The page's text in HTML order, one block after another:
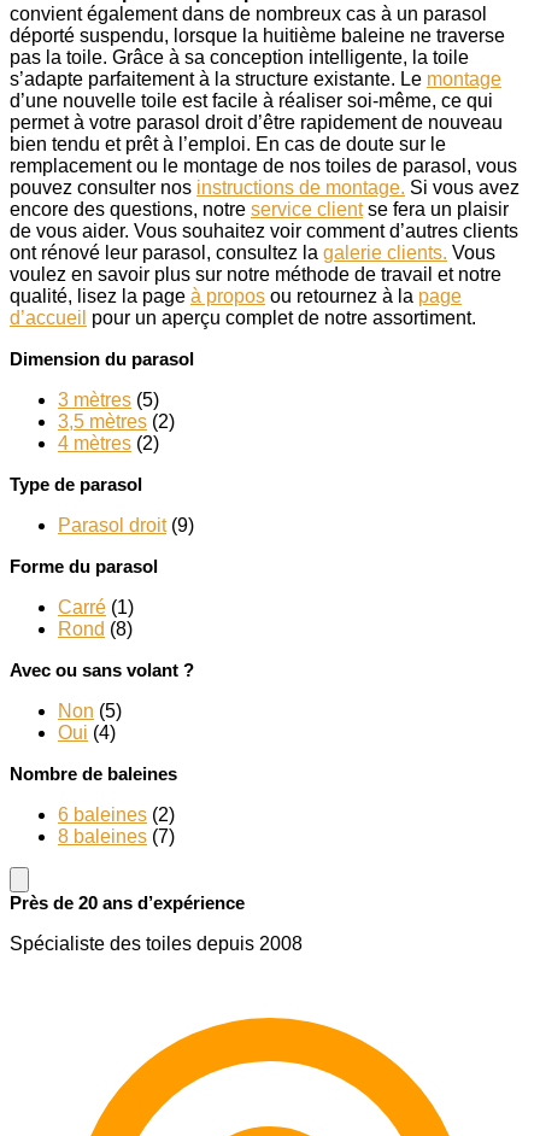
convient également dans de nombreux cas à un parasol
déporté suspendu, lorsque la huitième baleine ne traverse
pas la toile. Grâce à sa conception intelligente, la toile
s’adapte parfaitement à la structure existante. Le montage
d’une nouvelle toile est facile à réaliser soi-même, ce qui
permet à votre parasol droit d’être rapidement de nouveau
bien tendu et prêt à l’emploi. En cas de doute sur le
remplacement ou le montage de nos toiles de parasol, vous
pouvez consulter nos instructions de montage. Si vous avez
encore des questions, notre service clientse fera un plaisir
de vous aider. Vous souhaitez voir comment d’autres clients
ont rénové leur parasol, consultez la galerie clients. Vous
voulez en savoir plus sur notre méthode de travail et notre
qualité, lisez la page à propos ou retournez à la page
d’accueil pour un aperçu complet de notre assortiment.
Dimension du parasol
3 mètres (5)
3,5 mètres (2)
4 mètres (2)
Type de parasol
Parasol droit (9)
Forme du parasol
Carré (1)
Rond (8)
Avec ou sans volant ?
Non (5)
Oui (4)
Nombre de baleines
6 baleines (2)
8 baleines (7)
Près de 20 ans d’expérience
Spécialiste des toiles depuis 2008